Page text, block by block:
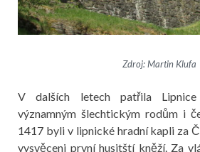
Zdroj: Martin Klufa
V dalších letech patřila
významným šlechtickým rodům i
1417 byli v lipnické hradní kapli za
vysvěceni první husitští kněží. Za